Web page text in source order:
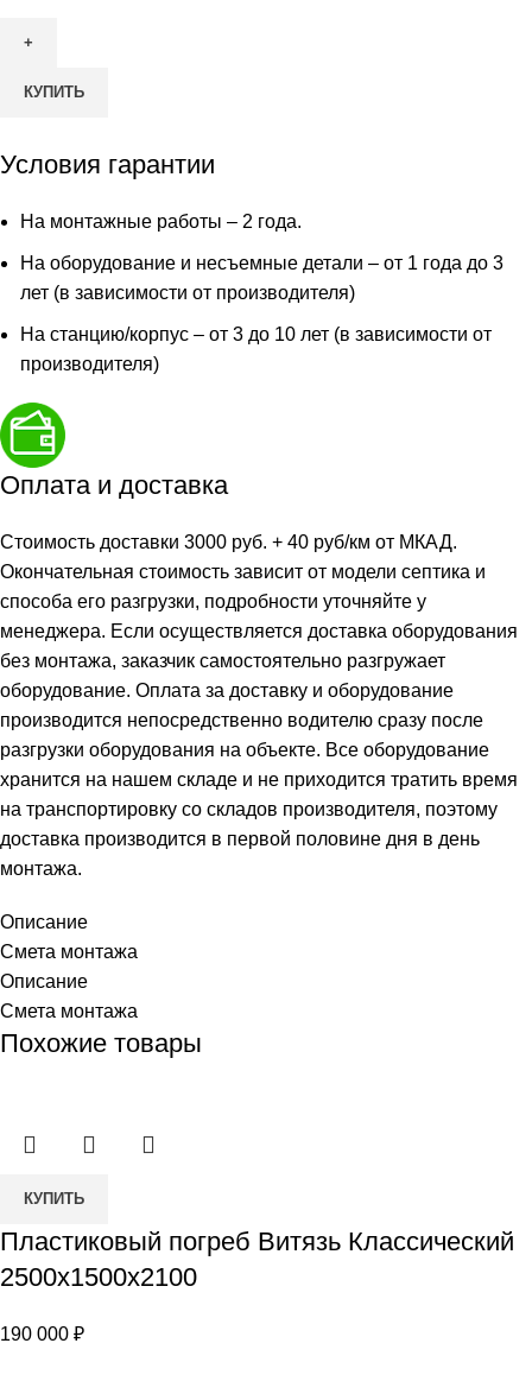
Пластиковый
Витязь
Плюс
КУПИТЬ
Условия гарантии
На монтажные работы – 2 года.
На оборудование и несъемные детали – от 1 года до 3
лет (в зависимости от производителя)
На станцию/корпус – от 3 до 10 лет (в зависимости от
производителя)
Оплата и доставка
Стоимость доставки 3000 руб. + 40 руб/км от МКАД.
Окончательная стоимость зависит от модели септика и
способа его разгрузки, подробности уточняйте у
менеджера. Если осуществляется доставка оборудования
без монтажа, заказчик самостоятельно разгружает
оборудование. Оплата за доставку и оборудование
производится непосредственно водителю сразу после
разгрузки оборудования на объекте. Все оборудование
хранится на нашем складе и не приходится тратить время
на транспортировку со складов производителя, поэтому
доставка производится в первой половине дня в день
монтажа.
Описание
Смета монтажа
Описание
Смета монтажа
Похожие товары
Количество
Пластиковый
погреб
Классический
КУПИТЬ
Пластиковый погреб Витязь Классический
2500х1500х2100
190 000 ₽